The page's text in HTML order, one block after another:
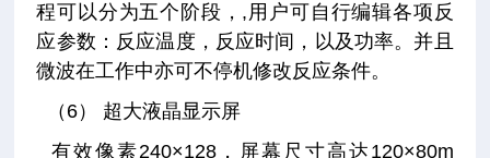
程可以分为五个阶段，,用户可自行编辑各项反
应参数：反应温度，反应时间，以及功率。并且
微波在工作中亦可不停机修改反应条件。
（6） 超大液晶显示屏
有效像素240×128，屏幕尺寸高达120×80m